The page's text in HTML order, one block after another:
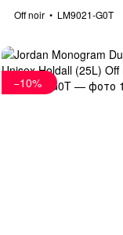
Off noir LM9021-G0T
−10%